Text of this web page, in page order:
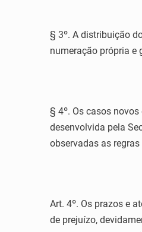
§ 3º. A distribuição
numeração própria e
§ 4º. Os casos
desenvolvida pela
observadas as
Art. 4º. Os prazos e
de prejuízo,